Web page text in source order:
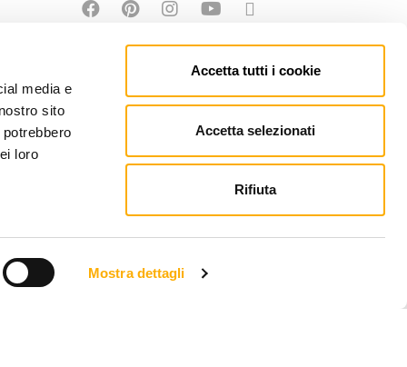
media e
sito
loro
Mostra dettagli
Accetta tutti i cookie
Accetta selezionati
Rifiuta